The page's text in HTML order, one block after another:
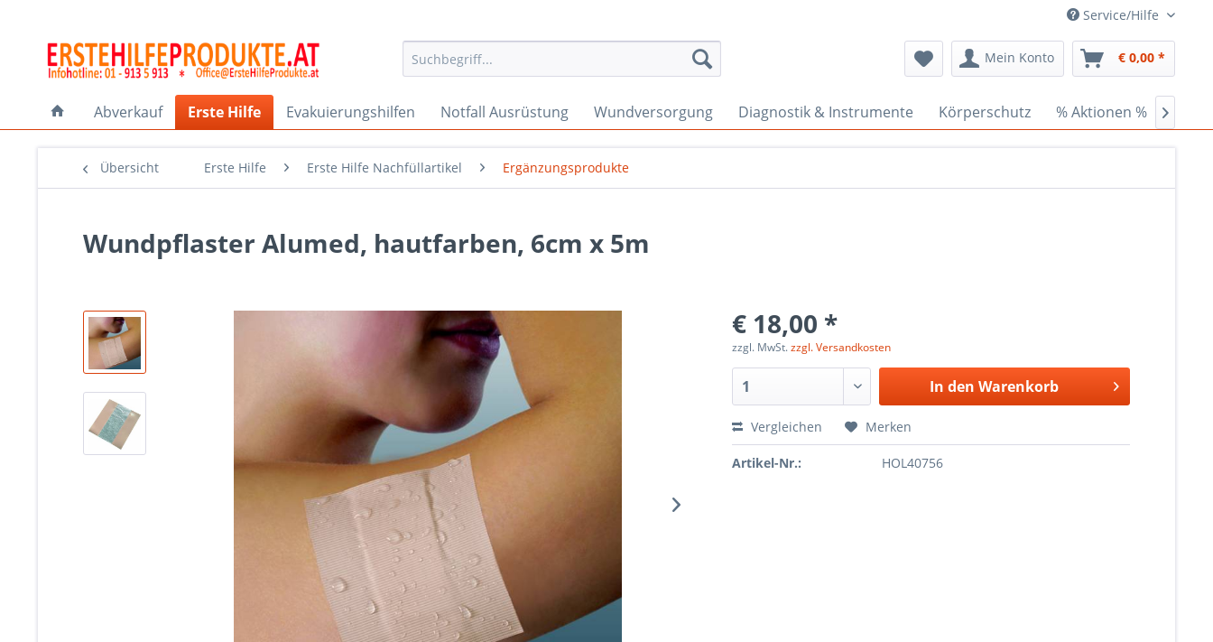
Service/Hilfe
Mein Konto € 0,00 *
Abverkauf Erste Hilfe Evakuierungshilfen Notfall Ausrüstung Wundversorgung Diagnostik & Instrumente Körperschutz % Aktionen % 
Übersicht Erste Hilfe Erste Hilfe Nachfüllartikel Ergänzungsprodukte
Wundpflaster Alumed, hautfarben, 6cm x 5m
€ 18,00 *
zzgl. MwSt.zzgl. Versandkosten
In den Warenkorb
Vergleichen Merken
Artikel-Nr.: HOL40756